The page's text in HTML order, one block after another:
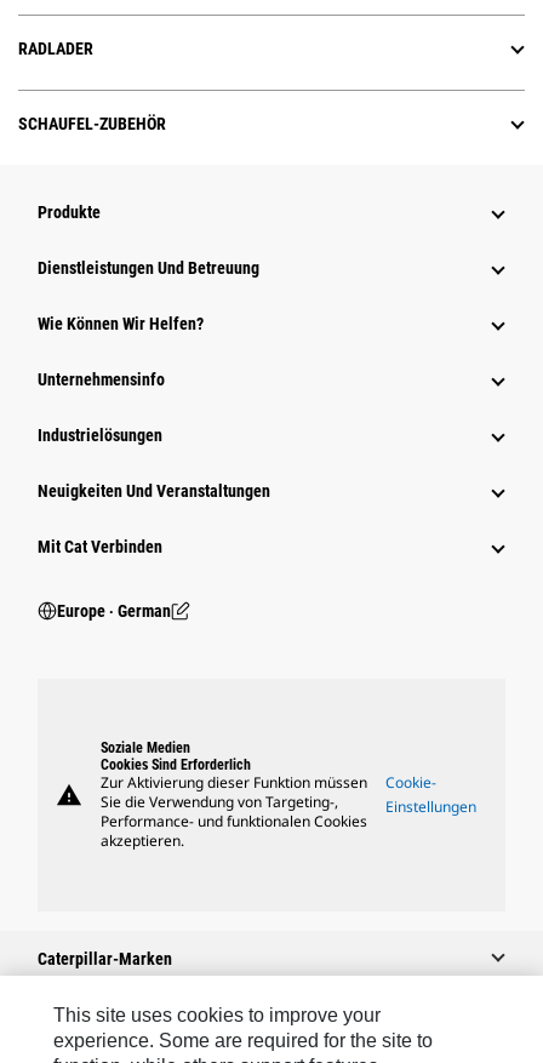
RADLADER
SCHAUFEL-ZUBEHÖR
Produkte
Dienstleistungen Und Betreuung
Wie Können Wir Helfen?
Unternehmensinfo
Industrielösungen
Neuigkeiten Und Veranstaltungen
Mit Cat Verbinden
Europe ‧ German
warning
Soziale Medien
Cookies Sind Erforderlich
Zur Aktivierung dieser Funktion müssen
Sie die Verwendung von Targeting-,
Performance- und funktionalen Cookies
akzeptieren.
Cookie-
Einstellungen
Caterpillar-Marken
Caterpillar.com
This site uses cookies to improve your
experience. Some are required for the site to